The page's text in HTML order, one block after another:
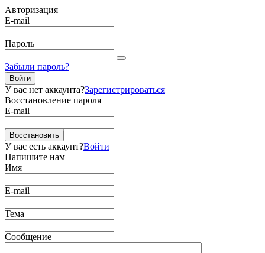
Авторизация
E-mail
Пароль
Забыли пароль?
Войти
У вас нет аккаунта?Зарегистрироваться
Восстановление пароля
E-mail
Восстановить
У вас есть аккаунт?Войти
Напишите нам
Имя
E-mail
Тема
Сообщение